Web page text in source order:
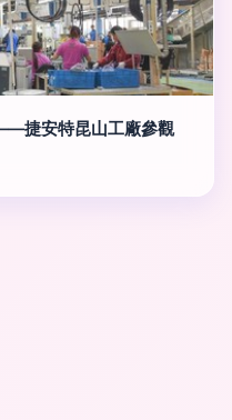
捷安特昆山工廠參觀